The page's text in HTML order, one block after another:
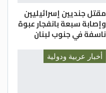
مقتل جنديين إسرائيليين
وإصابة سبعة بانفجار عبوة
ناسفة في جنوب لبنان
أخبار عربية ودولية